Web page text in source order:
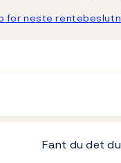
for neste
Fant du det